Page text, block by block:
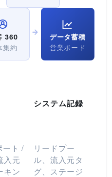
360
集約
データ蓄積
営業ボード
システム記録
ート /
入元
キン
リードプー
ル、流入元タ
グ、ステージ